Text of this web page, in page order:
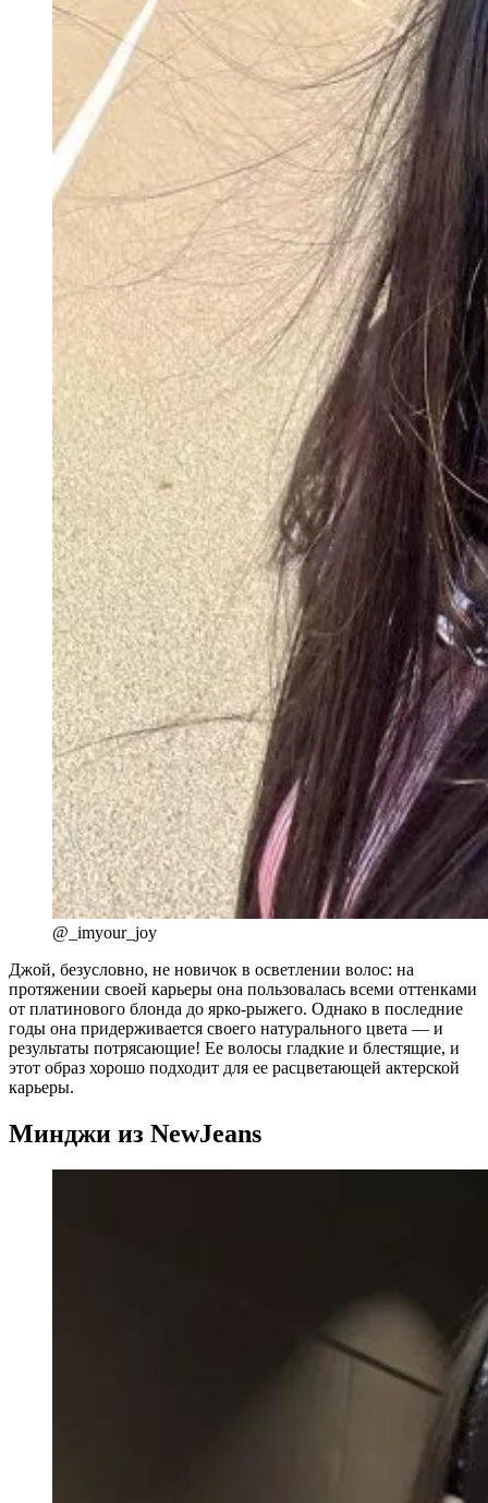
@_imyour_joy
Джой, безусловно, не новичок в осветлении волос: на
протяжении своей карьеры она пользовалась всеми оттенками
от платинового блонда до ярко-рыжего. Однако в последние
годы она придерживается своего натурального цвета — и
результаты потрясающие! Ее волосы гладкие и блестящие, и
этот образ хорошо подходит для ее расцветающей актерской
карьеры.
Минджи из NewJeans